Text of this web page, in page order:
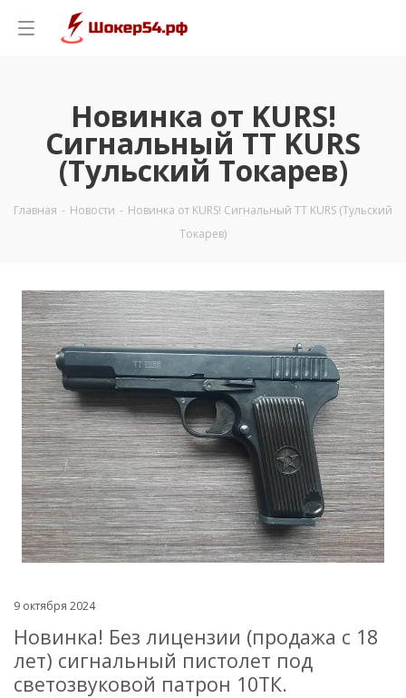
Новинка от KURS!
Сигнальный ТТ KURS
(Тульский Токарев)
Главная - Новости - Новинка от KURS! Сигнальный ТТ KURS (Тульский
Токарев)
9 октября 2024
Новинка! Без лицензии (продажа с 18
лет) сигнальный пистолет под
светозвуковой патрон 10ТК.